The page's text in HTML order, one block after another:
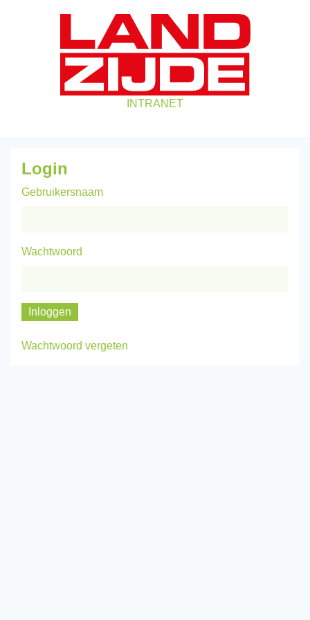
INTRANET
Login
Gebruikersnaam
Wachtwoord
Wachtwoord vergeten